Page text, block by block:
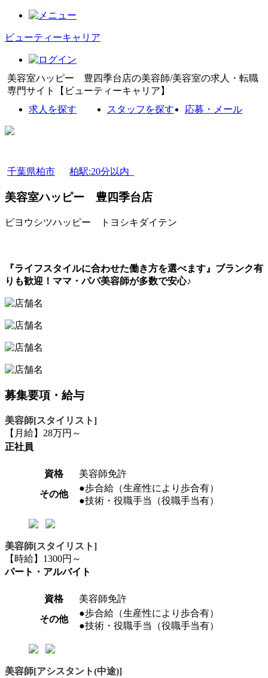
ビューティーキャリア
美容室ハッピー 豊四季台店の美容師/美容室の求人・転職
専門サイト【ビューティーキャリア】
求人を探す
スタッフを探す 応募・メール
千葉県柏市 柏駅:20分以内
美容室ハッピー 豊四季台店
ビヨウシツハッピー トヨシキダイテン
『ライフスタイルに合わせた働き方を選べます』ブランク有
りも歓迎！ママ・パパ美容師が多数で安心♪
募集要項・給与
美容師[スタイリスト]
【月給】28万円～
正社員
資格
美容師免許
その他
●歩合給（生産性により歩合有）
●技術・役職手当（役職手当有）
美容師[スタイリスト]
【時給】1300円～
パート・アルバイト
資格
美容師免許
その他
●歩合給（生産性により歩合有）
●技術・役職手当（役職手当有）
美容師[アシスタント(中途)]